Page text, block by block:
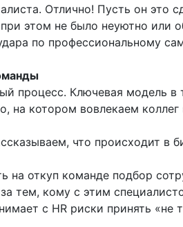
Отлично! Пусть он это
этом не было неуютно или
по профессиональному
процесс. Ключевая модель
котором вовлекаем коллег
что происходит в
на откуп команде подбор
тем, кому с этим
с HR риски принять «не